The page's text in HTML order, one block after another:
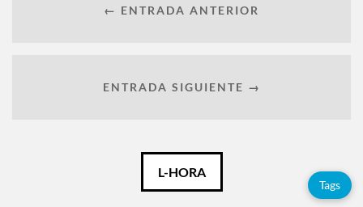
← ENTRADA ANTERIOR
ENTRADA SIGUIENTE →
L-HORA
Tags